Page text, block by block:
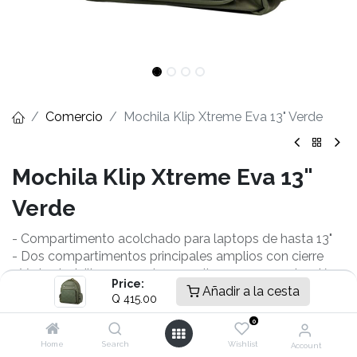
Price:
Q 415.00 Añadir a la cesta
Home Search
0
Wishlist Account
Comercio Mochila Klip Xtreme Eva 13" Verde
Mochila Klip Xtreme Eva 13"
Verde
- Compartimento acolchado para laptops de hasta 13"
​- Dos compartimentos principales amplios con cierre
- Varios bolsillos con y sin cremallera para organización
- Correa trasera para sujetar a maleta carry‑on
- Correas de hombro acolchadas y ajustables
- Asas superiores resistentes para transporte de mano